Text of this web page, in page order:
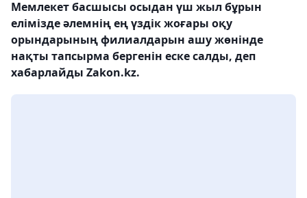
Мемлекет басшысы осыдан үш жыл бұрын
елімізде әлемнің ең үздік жоғары оқу
орындарының филиалдарын ашу жөнінде
нақты тапсырма бергенін еске салды, деп
хабарлайды Zakon.kz.